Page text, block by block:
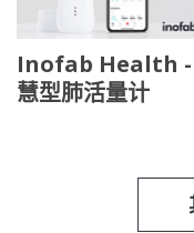
Inofab Health -
慧型肺活量计